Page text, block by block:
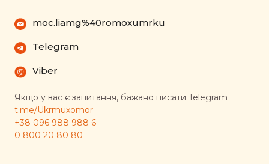
moc.liamg%40romoxumrku
Telegram
Viber
Якщо у вас є запитання, бажано писати Telegram
t.me/Ukrmuxomor
+38 096 988 988 6
0 800 20 80 80